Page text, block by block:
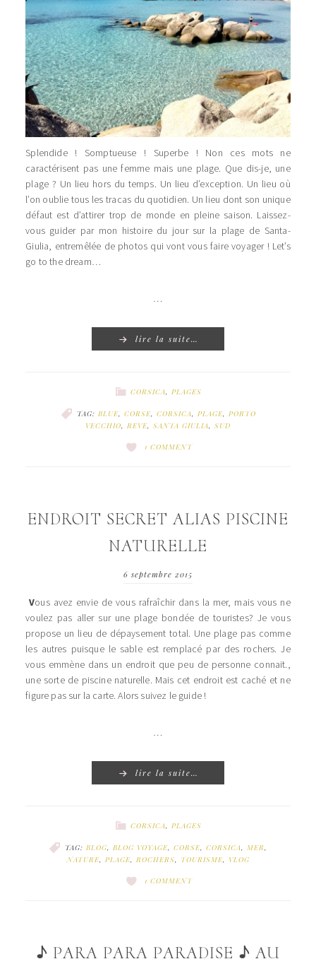
Splendide ! Somptueuse ! Superbe ! Non ces mots ne
caractérisent pas une femme mais une plage. Que dis-je, une
plage ? Un lieu hors du temps. Un lieu d’exception. Un lieu où
l’on oublie tous les tracas du quotidien. Un lieu dont son unique
défaut est d’attirer trop de monde en pleine saison. Laissez-
vous guider par mon histoire du jour sur la plage de Santa-
Giulia, entremêlée de photos qui vont vous faire voyager ! Let’s
go to the dream…
…
lire la suite…
CORSICA, PLAGES
TAG: BLUE, CORSE, CORSICA, PLAGE, PORTO
VECCHIO, REVE, SANTA GIULIA, SUD
1 COMMENT
ENDROIT SECRET ALIAS PISCINE
NATURELLE
6 septembre 2015
Vous avez envie de vous rafraîchir dans la mer, mais vous ne
voulez pas aller sur une plage bondée de touristes? Je vous
propose un lieu de dépaysement total. Une plage pas comme
les autres puisque le sable est remplacé par des rochers. Je
vous emmène dans un endroit que peu de personne connait.,
une sorte de piscine naturelle. Mais cet endroit est caché et ne
figure pas sur la carte. Alors suivez le guide !
…
lire la suite…
CORSICA, PLAGES
TAG: BLOG, BLOG VOYAGE, CORSE, CORSICA, MER,
NATURE, PLAGE, ROCHERS, TOURISME, VLOG
1 COMMENT
♪ PARA PARA PARADISE ♪ AU